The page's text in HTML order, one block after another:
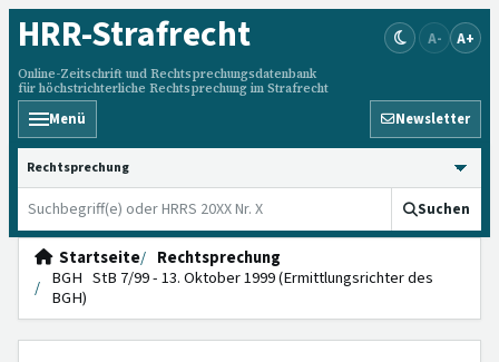
HRR-Strafrecht
Online-Zeitschrift und Rechtsprechungsdatenbank
für höchstrichterliche Rechtsprechung im Strafrecht
A- A+
Menü Newsletter
HRRS durchsuchen
Suchen
Startseite
Rechtsprechung
BGH StB 7/99 - 13. Oktober 1999 (Ermittlungsrichter des
BGH)